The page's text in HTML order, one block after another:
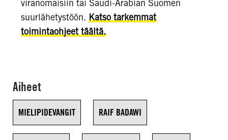
viranomaisiin tai Saudi-Arabian Suomen
suurlähetystöön. Katso tarkemmat
toimintaohjeet täältä.
Aiheet
MIELIPIDEVANGIT RAIF BADAWI